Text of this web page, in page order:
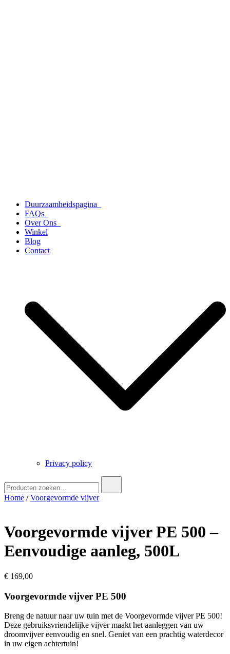
Duurzaamheidspagina
FAQs
Over Ons
Winkel
Blog
Contact
Privacy policy
naar:
Home /Voorgevormde vijver
Voorgevormde vijver PE 500 –
Eenvoudige aanleg, 500L
€ 169,00
Voorgevormde vijver PE 500
Breng de natuur naar uw tuin met de Voorgevormde vijver PE 500!
Deze gebruiksvriendelijke vijver maakt het aanleggen van uw
droomvijver eenvoudig en snel. Geniet van een prachtig waterdecor
in uw eigen achtertuin!